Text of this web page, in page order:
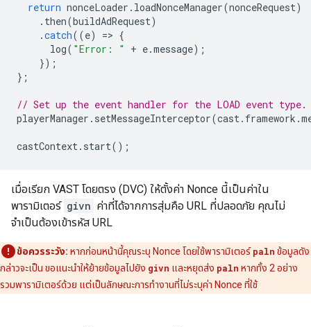
return nonceLoader . loadNonceManager(nonceRequest)
. then(buildAdRequest)
.catch((e) => {
log( "Error: " + e.message);
});
};
// Set up the event handler for the LOAD event type.
playerManager . setMessageInterceptor(cast. framework .
castContext. start();
เมื่อเรียก VAST โดยตรง (DVC) ให้ตั้งค่า Nonce นี้เป็นค่าใน
พารามิเตอร์ givn ค่าที่ได้จากการสุ่มคือ URL ที่ปลอดภัย คุณไม่
จำเป็นต้องเข้ารหัส URL
ข้อควรระวัง: หากก่อนหน้านี้คุณระบุ Nonce โดยใช้พารามิเตอร์paln ข้อมูลดัง
กล่าวจะเป็น ขอแนะนำให้ย้ายข้อมูลไปยัง givn และหยุดส่ง paln หากทั้ง 2 อย่าง
รวมพารามิเตอร์ด้วย แต่เป็นลักษณะการทำงานที่ไม่ระบุค่า Nonce ที่ใช้